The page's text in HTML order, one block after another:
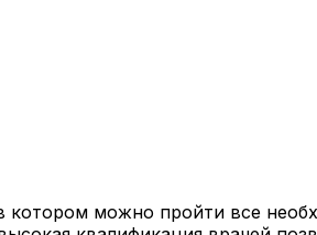
можно пройти все